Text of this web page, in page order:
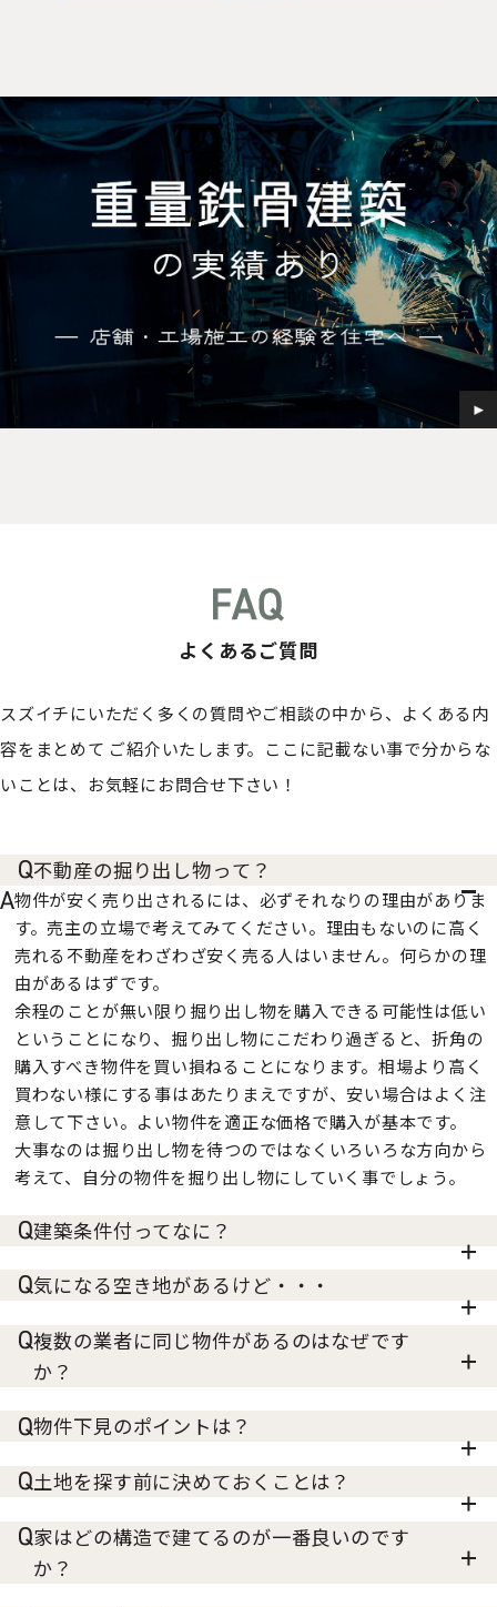
よくあるご質問
スズイチにいただく多くの質問やご相談の中から、よくある内
容をまとめて ご紹介いたします。ここに記載ない事で分からな
いことは、お気軽にお問合せ下さい！
不動産の掘り出し物って？
物件が安く売り出されるには、必ずそれなりの理由がありま
す。売主の立場で考えてみてください。理由もないのに高く
売れる不動産をわざわざ安く売る人はいません。何らかの理
由があるはずです。
余程のことが無い限り掘り出し物を購入できる可能性は低い
ということになり、掘り出し物にこだわり過ぎると、折角の
購入すべき物件を買い損ねることになります。相場より高く
買わない様にする事はあたりまえですが、安い場合はよく注
意して下さい。よい物件を適正な価格で購入が基本です。
大事なのは掘り出し物を待つのではなくいろいろな方向から
考えて、自分の物件を掘り出し物にしていく事でしょう。
建築条件付ってなに？
気になる空き地があるけど・・・
複数の業者に同じ物件があるのはなぜです
か？
物件下見のポイントは？
土地を探す前に決めておくことは？
家はどの構造で建てるのが一番良いのです
か？